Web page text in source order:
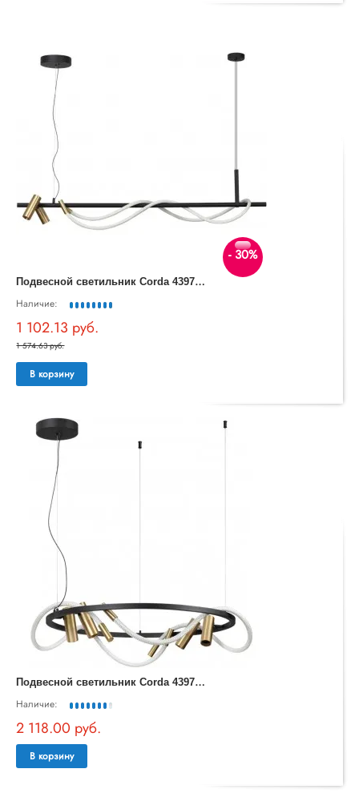
- 30%
П
одвесной светильник Corda 4397/30L
Наличие:
1 102.13 руб.
1 574.63 руб.
В корзину
П
одвесной светильник Corda 4397/55L
Наличие:
2 118.00 руб.
В корзину